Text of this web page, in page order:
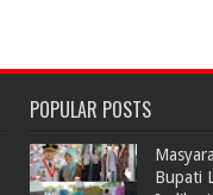
POPULAR POSTS
Bupati